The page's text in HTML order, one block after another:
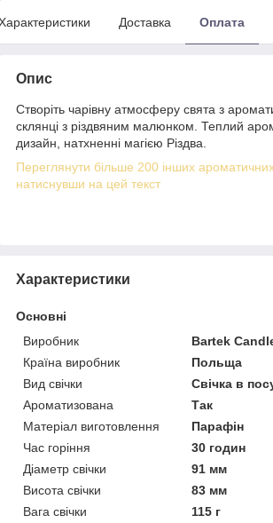
Доставка Оплата
Опис
Створіть чарівну атмосферу свята з
склянці з різдвяним малюнком. Теплий
дизайн, натхненні магією Різдва.
Переглянути більше 200 інших
натиснувши на цей текст
Характеристики
Основні
Виробник
Bartek
Країна виробник
Польща
Вид свічки
Свічка в
Ароматизована
Так
Матеріал виготовлення
Парафін
Час горіння
30 годин
Діаметр свічки
91 мм
Висота свічки
83 мм
Вага свічки
115 г